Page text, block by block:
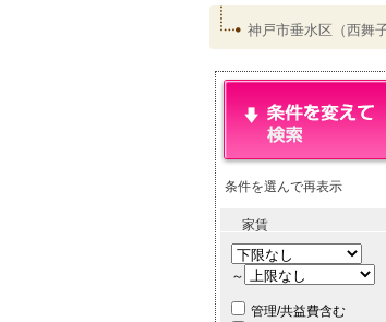
神戸市垂水区（西舞
条件を選んで再表示
家賃
～
管理/共益費含む